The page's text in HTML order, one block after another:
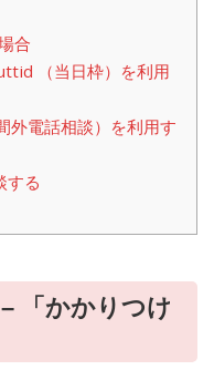
合
（当日枠）を利用
電話相談）を利用す
する
「かかりつけ